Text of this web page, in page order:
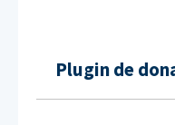
Plugin de